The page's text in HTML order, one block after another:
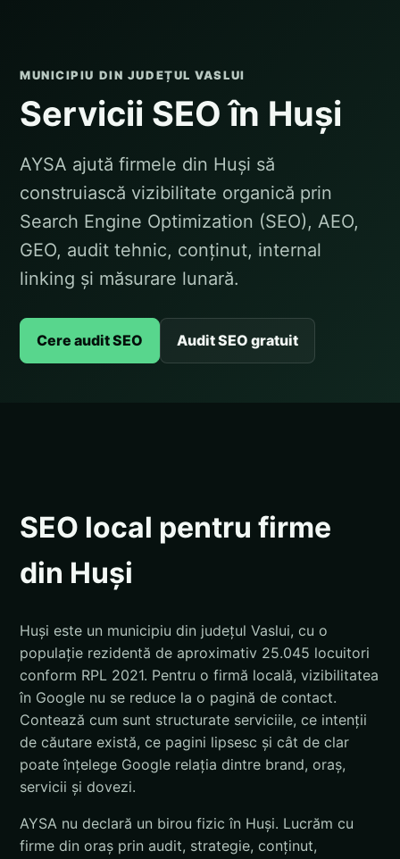
MUNICIPIU DIN JUDEȚUL VASLUI
Servicii SEO în Huși
AYSA ajută firmele din Huși să
construiască vizibilitate organică prin
Search Engine Optimization (SEO), AEO,
GEO, audit tehnic, conținut, internal
linking și măsurare lunară.
Cere audit SEO Audit SEO gratuit
SEO local pentru firme
din Huși
Huși este un municipiu din județul Vaslui, cu o
populație rezidentă de aproximativ 25.045 locuitori
conform RPL 2021. Pentru o firmă locală, vizibilitatea
în Google nu se reduce la o pagină de contact.
Contează cum sunt structurate serviciile, ce intenții
de căutare există, ce pagini lipsesc și cât de clar
poate înțelege Google relația dintre brand, oraș,
servicii și dovezi.
AYSA nu declară un birou fizic în Huși. Lucrăm cu
firme din oraș prin audit, strategie, conținut,